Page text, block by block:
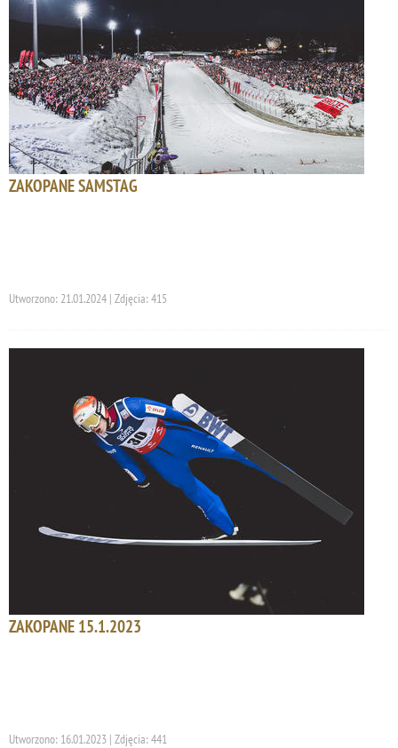
ZAKOPANE SAMSTAG
Utworzono: 21.01.2024 | Zdjęcia: 415
ZAKOPANE 15.1.2023
Utworzono: 16.01.2023 | Zdjęcia: 441